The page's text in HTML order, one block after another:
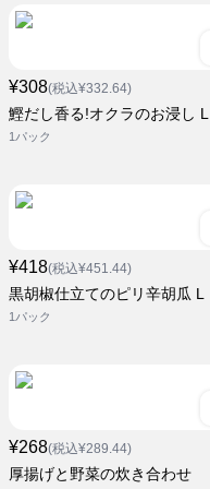
¥308(税込¥332.64)
鰹だし香る!オクラのお浸し L
1パック
¥418(税込¥451.44)
黒胡椒仕立てのピリ辛胡瓜 L
1パック
¥268(税込¥289.44)
厚揚げと野菜の炊き合わせ